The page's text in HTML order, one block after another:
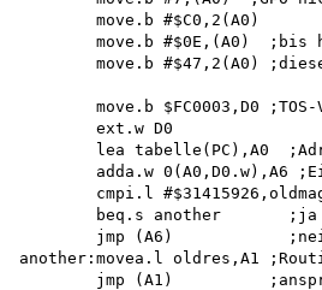
        move.b #$C0,2(A0)
move.b #$0E,(A0)  ;bis
move.b #$47,2(A0)
move.b $FC0003,D0
        ext.w D0
lea tabelle(PC),A0
adda.w 0(A0,D0.w),A6
cmpi.l
beq.s another
jmp (A6)
another:movea.l oldres,A1
jmp (A1)